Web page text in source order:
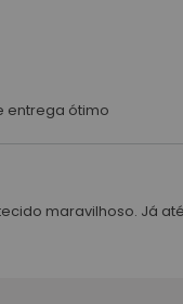
entrega ótimo
maravilhoso. Já